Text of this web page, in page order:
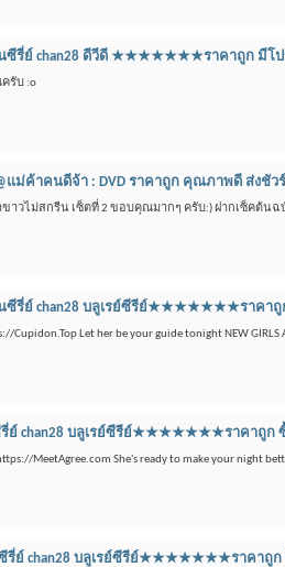
ซีรี่ย์ chan28 ดีวีดี ★★★★★★★ราคาถูก มี
รับ :o
แม่ค้าคนดีจ้า : DVD ราคาถูก คุณภาพดี ส่งชัวร์
วไม่สกรีน เซ็ตที่ 2 ขอบคุณมากๆ ครับ:) ฝากเซ็คต้นฉ
ซีรี่ย์ chan28 บลูเรย์ซีรีย์★★★★★★★ราค
Cupidon.Top Let her be your guide tonight NEW GIRLS
ย์ chan28 บลูเรย์ซีรีย์★★★★★★★ราคา
MeetAgree.com She's ready to make your night
รี่ย์ chan28 บลูเรย์ซีรีย์★★★★★★★ราคา